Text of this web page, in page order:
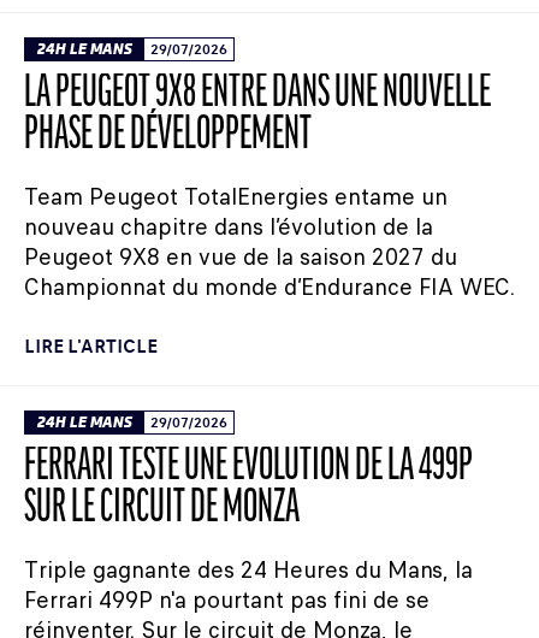
24H LE MANS 29/07/2026
LA PEUGEOT 9X8 ENTRE DANS UNE NOUVELLE
PHASE DE DÉVELOPPEMENT
Team Peugeot TotalEnergies entame un
nouveau chapitre dans l’évolution de la
Peugeot 9X8 en vue de la saison 2027 du
Championnat du monde d’Endurance FIA WEC.
LIRE L'ARTICLE
24H LE MANS 29/07/2026
FERRARI TESTE UNE ÉVOLUTION DE LA 499P
SUR LE CIRCUIT DE MONZA
Triple gagnante des 24 Heures du Mans, la
Ferrari 499P n'a pourtant pas fini de se
réinventer. Sur le circuit de Monza, le